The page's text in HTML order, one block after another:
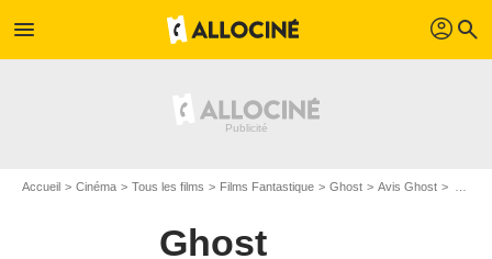
menu profil search
Accueil Cinéma Tous les films Films Fantastique Ghost Avis Ghost
Ghost